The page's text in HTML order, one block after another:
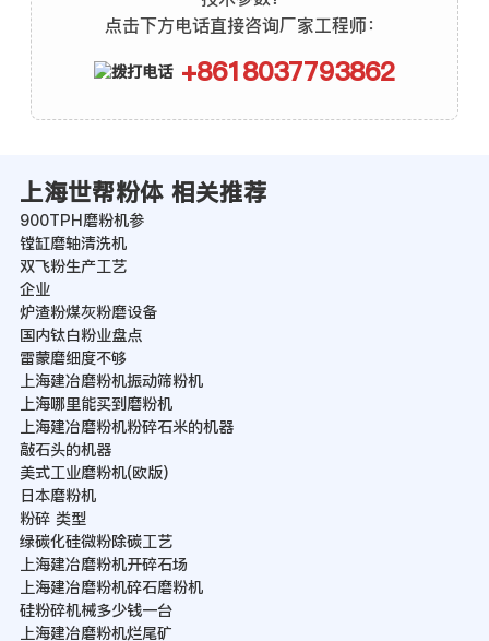
点击下方电话直接咨询厂家工程师：
+8618037793862
上海世帮粉体 相关推荐
900TPH磨粉机参
镗缸磨轴清洗机
双飞粉生产工艺
企业
炉渣粉煤灰粉磨设备
国内钛白粉业盘点
雷蒙磨细度不够
上海建冶磨粉机振动筛粉机
上海哪里能买到磨粉机
上海建冶磨粉机粉碎石米的机器
敲石头的机器
美式工业磨粉机(欧版)
日本磨粉机
粉碎 类型
绿碳化硅微粉除碳工艺
上海建冶磨粉机开碎石场
上海建冶磨粉机碎石磨粉机
硅粉碎机械多少钱一台
上海建冶磨粉机烂尾矿